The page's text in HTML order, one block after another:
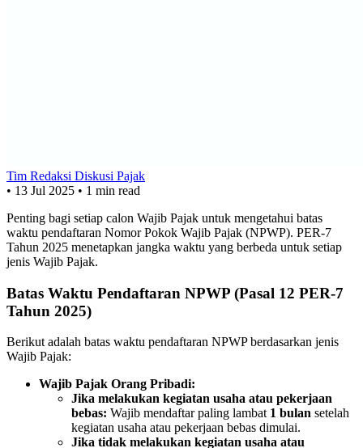
Tim Redaksi Diskusi Pajak
• 13 Jul 2025 • 1 min read
Penting bagi setiap calon Wajib Pajak untuk mengetahui batas
waktu pendaftaran Nomor Pokok Wajib Pajak (NPWP). PER-7
Tahun 2025 menetapkan jangka waktu yang berbeda untuk setiap
jenis Wajib Pajak.
Batas Waktu Pendaftaran NPWP (Pasal 12 PER-7
Tahun 2025)
Berikut adalah batas waktu pendaftaran NPWP berdasarkan jenis
Wajib Pajak:
Wajib Pajak Orang Pribadi:
Jika melakukan kegiatan usaha atau pekerjaan
bebas: Wajib mendaftar paling lambat 1 bulan setelah
kegiatan usaha atau pekerjaan bebas dimulai.
Jika tidak melakukan kegiatan usaha atau